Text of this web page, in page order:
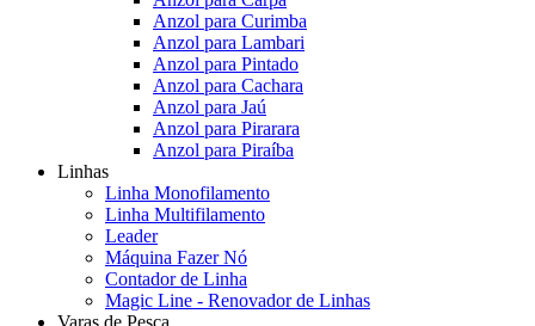
Anzol para Curimba
Anzol para Lambari
Anzol para Pintado
Anzol para Cachara
Anzol para Jaú
Anzol para Pirarara
Anzol para Piraíba
Linhas
Linha Monofilamento
Linha Multifilamento
Leader
Máquina Fazer Nó
Contador de Linha
Magic Line - Renovador de Linhas
Varas de Pesca